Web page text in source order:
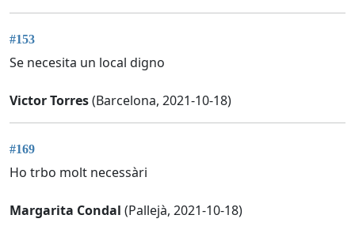
#153
Se necesita un local digno
Victor Torres(Barcelona, 2021-10-18)
#169
Ho trbo molt necessàri
Margarita Condal (Pallejà, 2021-10-18)